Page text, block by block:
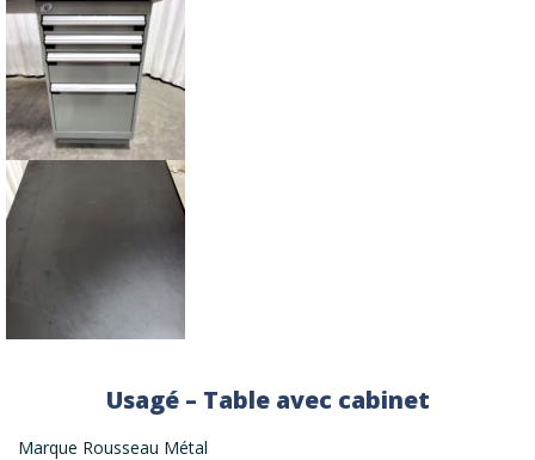
Usagé – Table avec cabinet
Marque Rousseau Métal